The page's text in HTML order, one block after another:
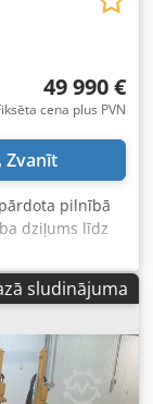
49 990 €
cena plus PVN
Zvanīt
pilnībā
dziļums līdz
aprīkota ar
nav iekļauts.
konstatēti
sludinājuma